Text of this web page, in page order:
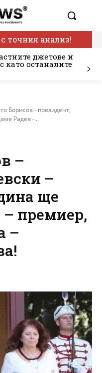
точния анализ!
джетове и
останалите
Борисов - президент,
Радев -...
–
–
ще
– премиер,
–